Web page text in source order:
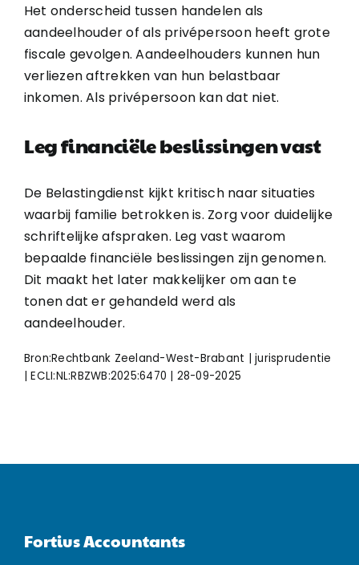
Het onderscheid tussen handelen als
aandeelhouder of als privépersoon heeft grote
fiscale gevolgen. Aandeelhouders kunnen hun
verliezen aftrekken van hun belastbaar
inkomen. Als privépersoon kan dat niet.
Leg financiële beslissingen vast
De Belastingdienst kijkt kritisch naar situaties
waarbij familie betrokken is. Zorg voor duidelijke
schriftelijke afspraken. Leg vast waarom
bepaalde financiële beslissingen zijn genomen.
Dit maakt het later makkelijker om aan te
tonen dat er gehandeld werd als
aandeelhouder.
Bron:Rechtbank Zeeland-West-Brabant | jurisprudentie
| ECLI:NL:RBZWB:2025:6470 | 28-09-2025
Fortius Accountants